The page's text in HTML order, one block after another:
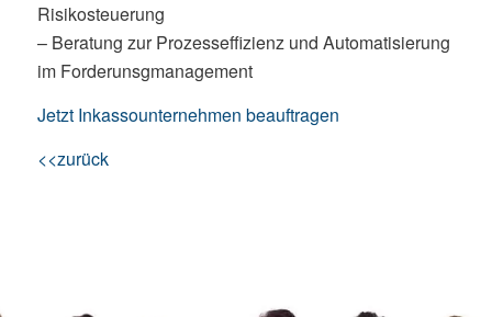
Risikosteuerung
– Beratung zur Prozesseffizienz und Automatisierung
im Forderunsgmanagement
Jetzt Inkassounternehmen beauftragen
<<zurück